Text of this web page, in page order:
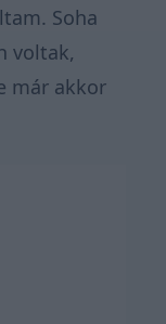
Soha
voltak,
már akkor